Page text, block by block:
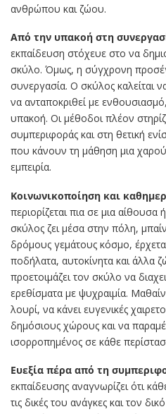
ανθρώπου και ζώου.
Από την υπακοή στη
εκπαίδευση στόχευε στο να
σκύλο. Όμως, η σύγχρονη
συνεργασία. Ο σκύλος καλείται
να ανταποκριθεί με
υπακοή. Οι μέθοδοι πλέον
συμπεριφοράς και στη θετική
που κάνουν τη μάθηση μια
εμπειρία.
Κοινωνικοποίηση και
περιορίζεται πια σε μια
σκύλος ζει μέσα στην πόλη,
δρόμους γεμάτους κόσμο,
ποδήλατα, αυτοκίνητα και άλλα
προετοιμάζει τον σκύλο να
ερεθίσματα με ψυχραιμία.
λουρί, να κάνει ευγενικές
δημόσιους χώρους και να
ισορροπημένος σε κάθε
Ευεξία πέρα από τη
εκπαίδευσης αναγνωρίζει ότι
τις δικές του ανάγκες και τον